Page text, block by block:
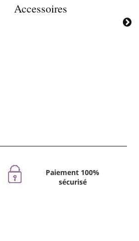
Accessoires
Paiement 100%
sécurisé